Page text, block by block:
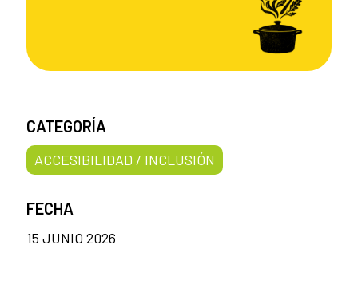
CATEGORÍA
ACCESIBILIDAD / INCLUSIÓN
FECHA
15 JUNIO 2026